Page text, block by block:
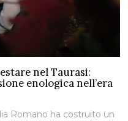
nel Taurasi:
enologica nell’era
Romano ha costruito un